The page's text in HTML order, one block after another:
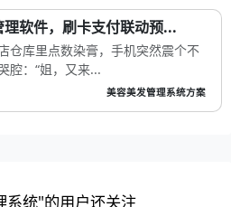
软件，刷卡支付联动预...
仓库里点数染膏，手机突然震个不
腔：“姐，又来...
美容美发管理系统方案
系统"的用户还关注